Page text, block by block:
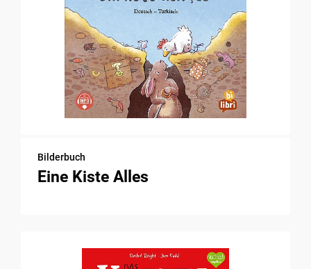
Bilderbuch
Eine Kiste Alles